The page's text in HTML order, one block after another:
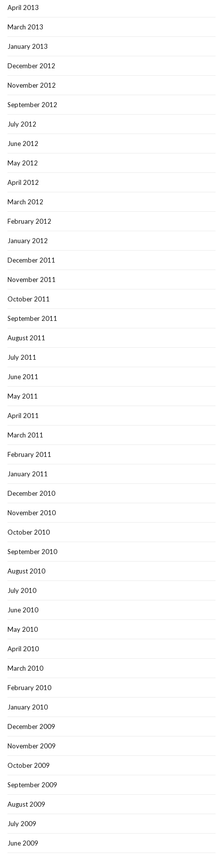
April 2013
March 2013
January 2013
December 2012
November 2012
September 2012
July 2012
June 2012
May 2012
April 2012
March 2012
February 2012
January 2012
December 2011
November 2011
October 2011
September 2011
August 2011
July 2011
June 2011
May 2011
April 2011
March 2011
February 2011
January 2011
December 2010
November 2010
October 2010
September 2010
August 2010
July 2010
June 2010
May 2010
April 2010
March 2010
February 2010
January 2010
December 2009
November 2009
October 2009
September 2009
August 2009
July 2009
June 2009